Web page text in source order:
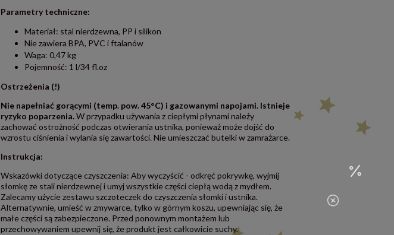
Parametry techniczne:
Materiał: stal nierdzewna, PP i silikon
Nie zawiera BPA, PVC i ftalanów
Waga: 0,47 kg
Pojemność: 1 l/34 fl.oz
Ostrzeżenia (!)
Nie napełniać gorącymi (temp. pow. 45°C) i gazowanymi napojami. Istnieje
ryzyko poparzenia.W przypadku używania z ciepłymi płynami należy
zachować ostrożność podczas otwierania ustnika, ponieważ może dojść do
wzrostu ciśnienia i wylania się zawartości. Nie umieszczać butelki w zamrażarce.
Instrukcja:
Wskazówki dotyczące czyszczenia: Aby wyczyścić - odkręć pokrywkę, wyjmij
słomkę ze stali nierdzewnej i umyj wszystkie części ciepłą wodą z mydłem.
Zalecamy użycie zestawu szczoteczek do czyszczenia słomki i ustnika.
Alternatywnie, umieść w zmywarce, tylko w górnym koszu, upewniając się, że
małe części są zabezpieczone. Przed ponownym montażem lub
przechowywaniem upewnij się, że produkt jest całkowicie suchy.